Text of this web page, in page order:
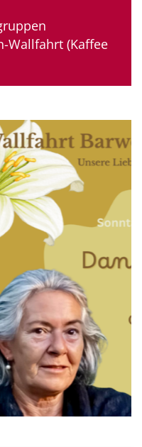
Wallfahrt (Kaffee
©